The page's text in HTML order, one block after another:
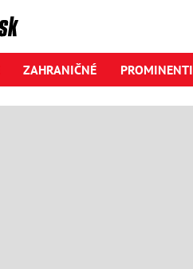
ZAHRANIČNÉ PROMINENTI